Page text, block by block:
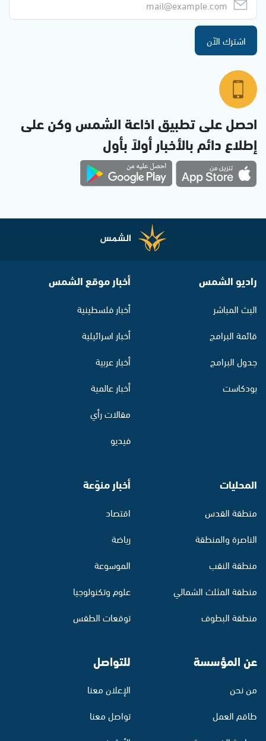
اشترك الآن
احصل على تطبيق اذاعة الشمس وكن على
إطلاع دائم بالأخبار أولاً بأول
راديو الشمس
البث المباشر
قائمة البرامج
جدول البرامج
بودكاست
أخبار موقع الشمس
أخبار فلسطينية
أخبار اسرائيلية
أخبار عربية
أخبار عالمية
مقالات رأي
فيديو
المحليات
منطقة القدس
الناصرة والمنطقة
منطقة النقب
منطقة المثلث الشمالي
منطقة البطوف
أخبار منوّعة
اقتصاد
رياضة
الموسوعة
علوم وتكنولوجيا
توقعات الطقس
عن المؤسسة
من نحن
طاقم العمل
للتواصل
الإعلان معنا
تواصل معنا